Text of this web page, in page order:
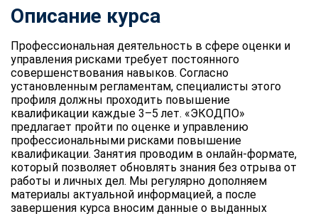
Описание курса
Профессиональная деятельность в сфере оценки и
управления рисками требует постоянного
совершенствования навыков. Согласно
установленным регламентам, специалисты этого
профиля должны проходить повышение
квалификации каждые 3–5 лет. «ЭКОДПО»
предлагает пройти по оценке и управлению
профессиональными рисками повышение
квалификации. Занятия проводим в онлайн-формате,
который позволяет обновлять знания без отрыва от
работы и личных дел. Мы регулярно дополняем
материалы актуальной информацией, а после
завершения курса вносим данные о выданных